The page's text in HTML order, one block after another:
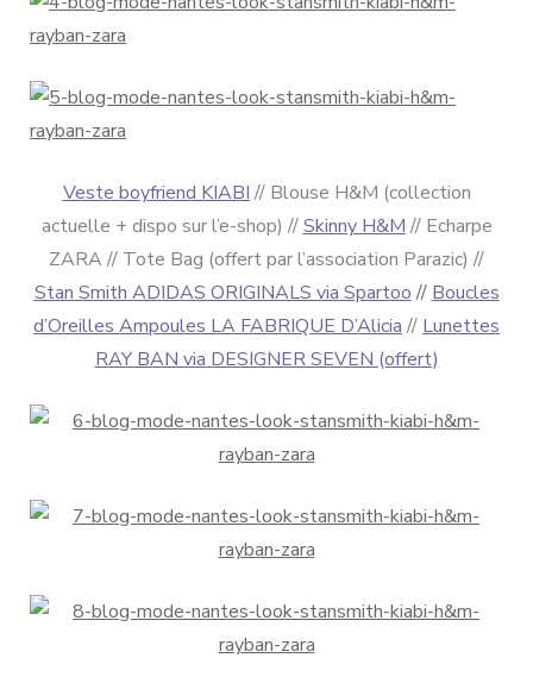
Veste boyfriend KIABI // Blouse H&M (collection
actuelle + dispo sur l’e-shop) // Skinny H&M // Echarpe
ZARA // Tote Bag (offert par l’association Parazic) //
Stan Smith ADIDAS ORIGINALS via Spartoo // Boucles
d’Oreilles Ampoules LA FABRIQUE D’Alicia // Lunettes
RAY BAN via DESIGNER SEVEN (offert)